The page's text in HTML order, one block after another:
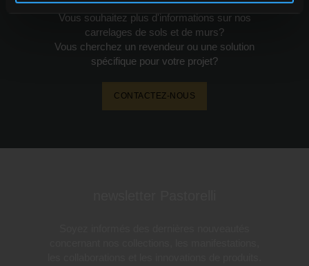
Vous souhaitez plus d'informations sur nos
carrelages de sols et de murs?
Vous cherchez un revendeur ou une solution
spécifique pour votre projet?
CONTACTEZ-NOUS